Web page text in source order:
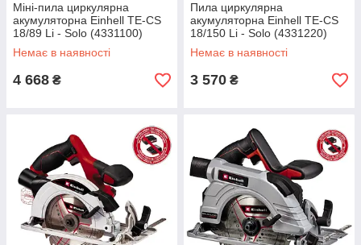
Міні-пила циркулярна
акумуляторна Einhell TE-CS
18/89 Li - Solo (4331100)
Немає в наявності
4 668 ₴
Пила циркулярна
акумуляторна Einhell TE-CS
18/150 Li - Solo (4331220)
Немає в наявності
3 570 ₴